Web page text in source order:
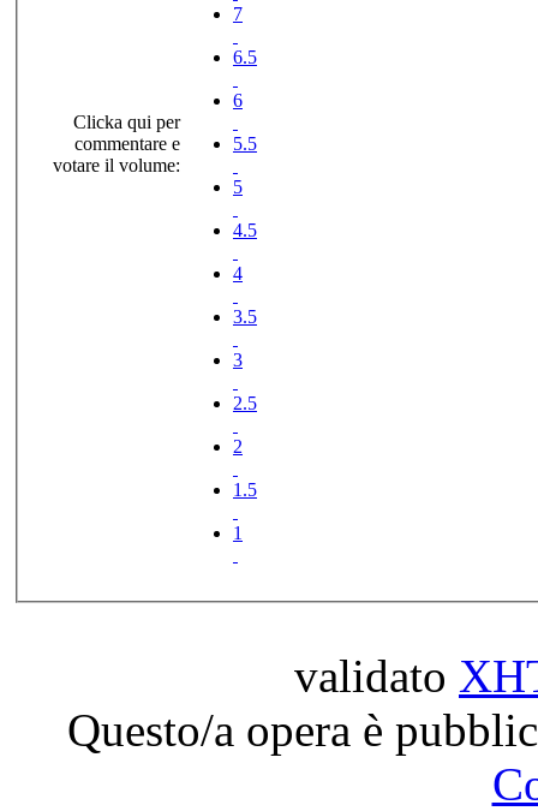
Clicka qui per
commentare e
votare il volume:
7
6.5
6
5.5
5
4.5
4
3.5
3
2.5
2
1.5
1
validato
Questo/a opera è